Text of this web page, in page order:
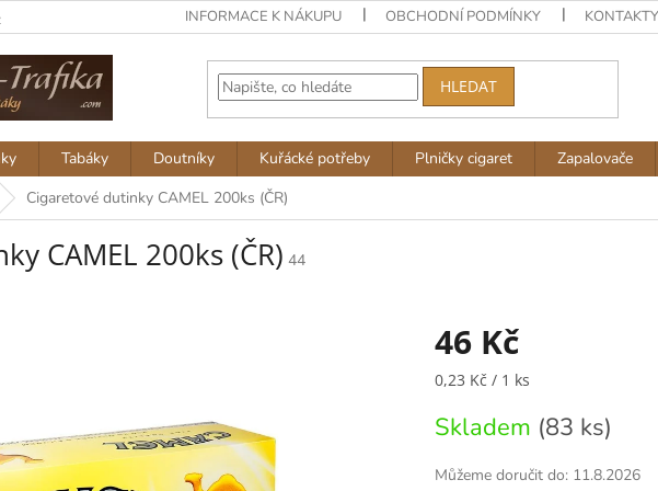
INFORMACE K NÁKUPU OBCHODNÍ PODMÍNKY KONTAKTY
HLEDAT
Tabáky Doutníky Kuřácké potřeby Plničky cigaret Zapalovače
Cigaretové dutinky CAMEL 200ks (ČR)
CAMEL 200ks (ČR) 44
46 Kč
Měrná
0,23 Kč / 1 ks
Skladem (83 ks)
Můžeme doručit do: 11.8.2026